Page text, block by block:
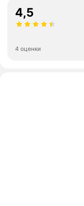
4,5
4 оценки